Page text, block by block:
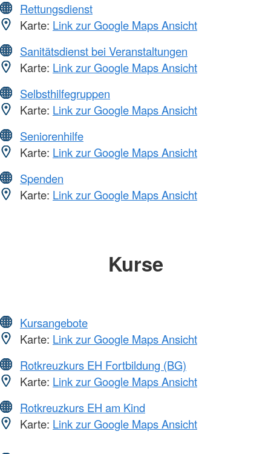
Rettungsdienst
Karte: Link zur Google Maps Ansicht
Sanitätsdienst bei Veranstaltungen
Karte: Link zur Google Maps Ansicht
Selbsthilfegruppen
Karte: Link zur Google Maps Ansicht
Seniorenhilfe
Karte: Link zur Google Maps Ansicht
Spenden
Karte: Link zur Google Maps Ansicht
Kurse
Kursangebote
Karte: Link zur Google Maps Ansicht
Rotkreuzkurs EH Fortbildung (BG)
Karte: Link zur Google Maps Ansicht
Rotkreuzkurs EH am Kind
Karte: Link zur Google Maps Ansicht